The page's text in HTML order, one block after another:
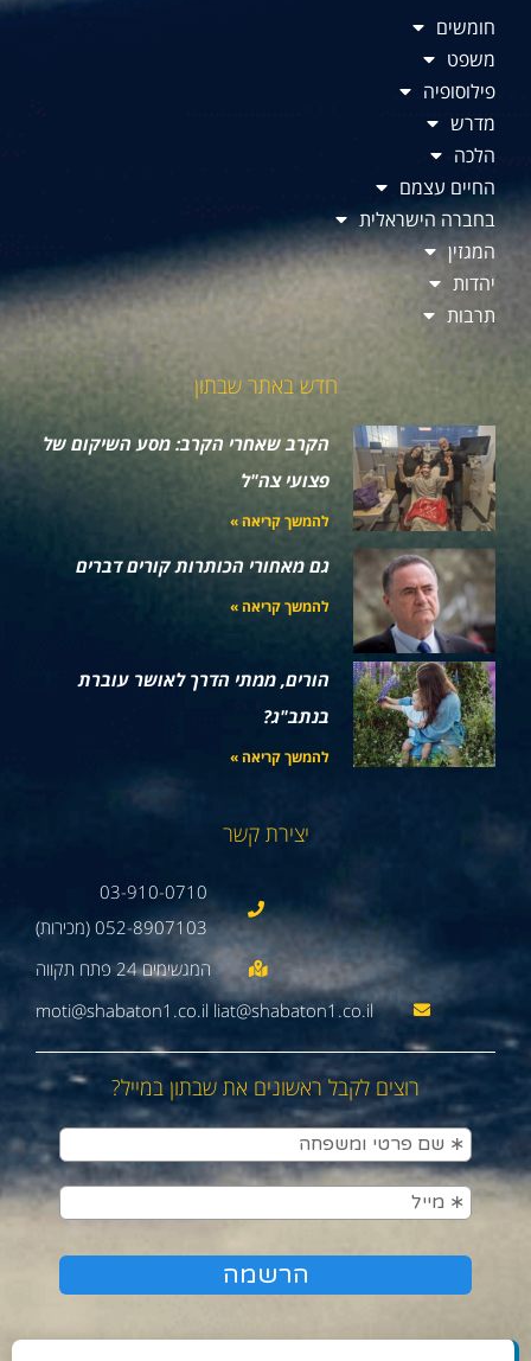
חומשים
משפט
פילוסופיה
מדרש
הלכה
החיים עצמם
בחברה הישראלית
המגזין
יהדות
תרבות
חדש באתר שבתון
הקרב שאחרי הקרב: מסע השיקום של
פצועי צה"ל
להמשך קריאה »
גם מאחורי הכותרות קורים דברים
להמשך קריאה »
הורים, ממתי הדרך לאושר עוברת
בנתב"ג?
להמשך קריאה »
יצירת קשר
03-910-0710
052-8907103 (מכירות)
moti@shabaton1.co.il liat@shabaton1.co.il
רוצים לקבל ראשונים את שבתון במייל?